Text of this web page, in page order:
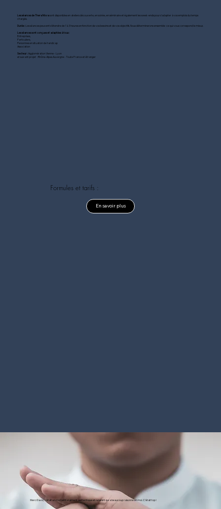
Merci David, c’était un moment vraiment authentique et relaxant qui a beaucoup raisonné en moi. C’était top !
Les séances de Thera Movasont disponibles en ateliers découverte, en soirée, en séminaire et également les week-ends pour s'adapter à vos emplois du temps
chargés.​
Durée :Les séances peuvent s'étendre de 1 à 3 heures en fonction de vos besoins et de vos objectifs. Nous déterminerons ensemble ce qui vous correspond le mieux.​
Les séances sont conçues et adaptées à tous :
Entreprises,
Particuliers,
Personnes en situation de handicap
Association
Secteur :Agglomération Vienne - Lyon
et suivant projet : Rhône-Alpes Auvergne - Toute France et étranger
Formules et tarifs :
En savoir plus